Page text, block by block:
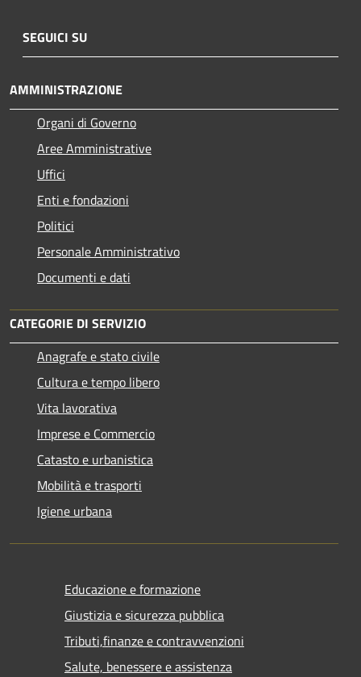
SEGUICI SU
AMMINISTRAZIONE
Organi di Governo
Aree Amministrative
Uffici
Enti e fondazioni
Politici
Personale Amministrativo
Documenti e dati
CATEGORIE DI SERVIZIO
Anagrafe e stato civile
Cultura e tempo libero
Vita lavorativa
Imprese e Commercio
Catasto e urbanistica
Mobilità e trasporti
Igiene urbana
Educazione e formazione
Giustizia e sicurezza pubblica
Tributi,finanze e contravvenzioni
Salute, benessere e assistenza